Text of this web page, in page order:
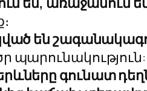
են
պարունակություն:
գունատ